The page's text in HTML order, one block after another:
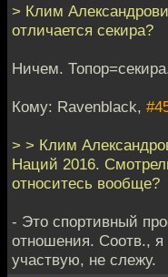
> Клим
отличается секира?
Ничем.
Кому: Ravenblack,
> > Клим
Наций 2016.
относитесь вообще?
- Это спортивный
отношения. Соотв.,
участвую, не слежу.